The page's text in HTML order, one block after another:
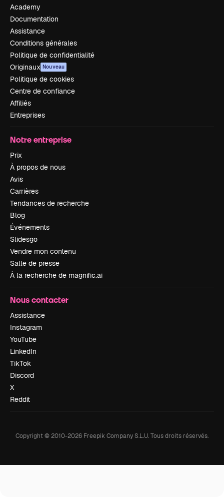
Academy
Documentation
Assistance
Conditions générales
Politique de confidentialité
Originaux Nouveau
Politique de cookies
Centre de confiance
Affiliés
Entreprises
Notre entreprise
Prix
À propos de nous
Avis
Carrières
Tendances de recherche
Blog
Événements
Slidesgo
Vendre mon contenu
Salle de presse
À la recherche de magnific.ai
Nous contacter
Assistance
Instagram
YouTube
LinkedIn
TikTok
Discord
X
Reddit
Copyright © 2010-2026 Freepik Company S.L.U.Tous droits réservés.